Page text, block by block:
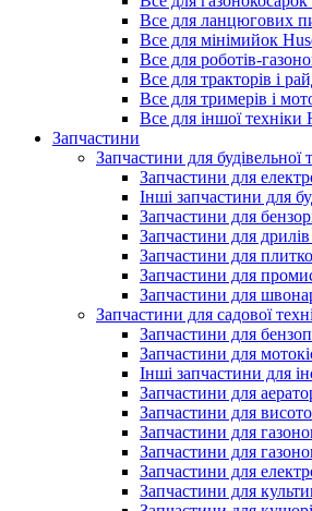
Все для ланцюгових
Все для мінімийок
Все для роботів-
Все для тракторів і
Все для тримерів і
Все для іншої техніки
Запчастини
Запчастини для будівельної
Запчастини для
Інші запчастини для
Запчастини для
Запчастини для
Запчастини для
Запчастини для
Запчастини для
Запчастини для садової
Запчастини для
Запчастини для
Інші запчастини для
Запчастини для
Запчастини для
Запчастини для
Запчастини для
Запчастини для
Запчастини для